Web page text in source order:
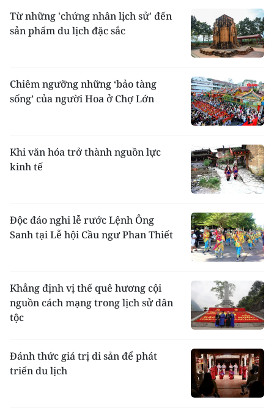
Từ những 'chứng nhân lịch sử' đến
sản phẩm du lịch đặc sắc
Chiêm ngưỡng những ‘bảo tàng
sống’ của người Hoa ở Chợ Lớn
Khi văn hóa trở thành nguồn lực
kinh tế
Độc đáo nghi lễ rước Lệnh Ông
Sanh tại Lễ hội Cầu ngư Phan Thiết
Khẳng định vị thế quê hương cội
nguồn cách mạng trong lịch sử dân
tộc
Đánh thức giá trị di sản để phát
triển du lịch